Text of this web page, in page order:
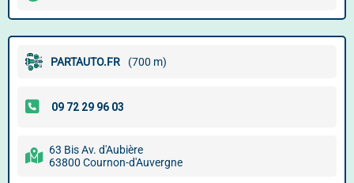
PARTAUTO.FR (700 m)
63 Bis Av. d'Aubière
63800 Cournon-d'Auvergne